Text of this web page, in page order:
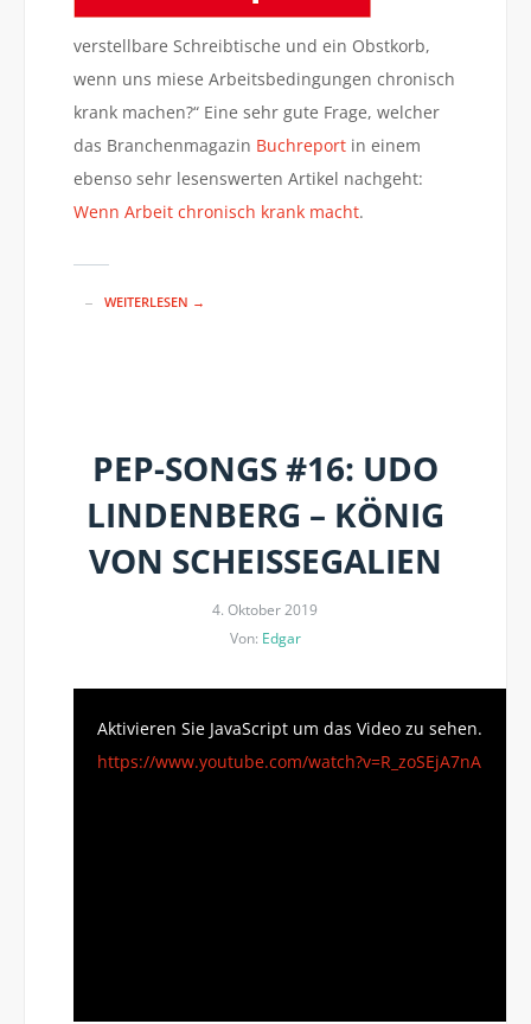
verstellbare Schreibtische und ein Obstkorb,
wenn uns miese Arbeitsbedingungen chronisch
krank machen?“ Eine sehr gute Frage, welcher
das Branchenmagazin Buchreportin einem
ebenso sehr lesenswerten Artikel nachgeht:
Wenn Arbeit chronisch krank macht.
WEITERLESEN →
PEP-SONGS #16: UDO
LINDENBERG – KÖNIG
VON SCHEISSEGALIEN
4. Oktober 2019
Von: Edgar
Aktivieren Sie JavaScript um das Video zu sehen.
https://www.youtube.com/watch?v=R_zoSEjA7nA